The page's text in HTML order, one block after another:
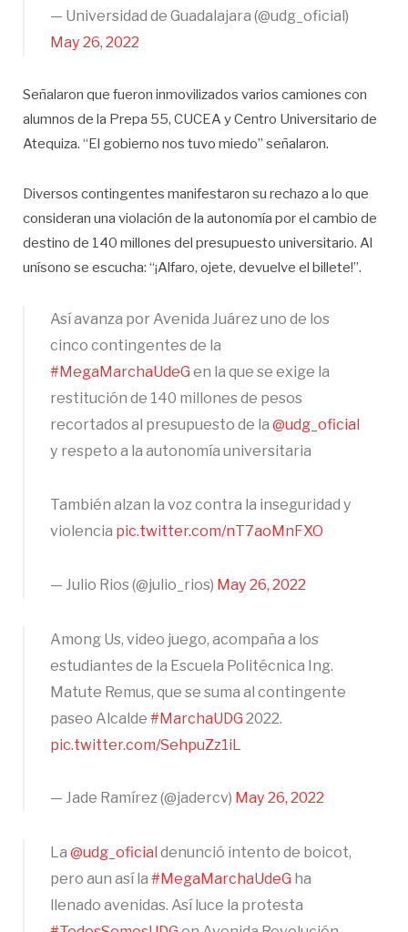
— Universidad de Guadalajara (@udg_oficial)
May 26, 2022
Señalaron que fueron inmovilizados varios camiones con
alumnos de la Prepa 55, CUCEA y Centro Universitario de
Atequiza. “El gobierno nos tuvo miedo” señalaron.
Diversos contingentes manifestaron su rechazo a lo que
consideran una violación de la autonomía por el cambio de
destino de 140 millones del presupuesto universitario. Al
unísono se escucha: “¡Alfaro, ojete, devuelve el billete!”.
Así avanza por Avenida Juárez uno de los
cinco contingentes de la
#MegaMarchaUdeG en la que se exige la
restitución de 140 millones de pesos
recortados al presupuesto de la @udg_oficial
y respeto a la autonomía universitaria
También alzan la voz contra la inseguridad y
violencia pic.twitter.com/nT7aoMnFXO
— Julio Rios (@julio_rios) May 26, 2022
Among Us, video juego, acompaña a los
estudiantes de la Escuela Politécnica Ing.
Matute Remus, que se suma al contingente
paseo Alcalde #MarchaUDG 2022.
pic.twitter.com/SehpuZz1iL
— Jade Ramírez (@jadercv) May 26, 2022
La @udg_oficial denunció intento de boicot,
pero aun así la #MegaMarchaUdeG ha
llenado avenidas. Así luce la protesta